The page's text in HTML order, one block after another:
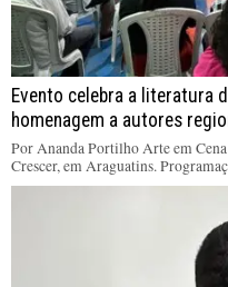
Evento celebra a literatura
homenagem a autores
Por Ananda Portilho Arte em
Crescer, em Araguatins.